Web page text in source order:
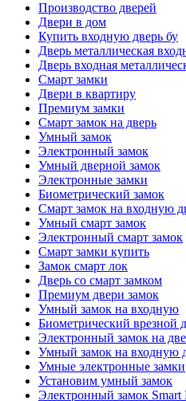
Производство дверей
Двери в дом
Купить входную дверь бу
Дверь металлическая
Дверь входная
Смарт замки
Двери в квартиру
Премиум замки
Смарт замок на дверь
Умный замок
Электронный замок
Умный дверной замок
Электронные замки
Биометрический замок
Смарт замок на входную
Умный смарт замок
Электронный смарт замок
Смарт замки купить
Замок смарт лок
Дверь со смарт замком
Премиум двери замок
Умный замок на входную
Биометрический врезной
Электронный замок на
Умный замок на входную
Умные электронные замки
Установим умный замок
Электронный замок Smart